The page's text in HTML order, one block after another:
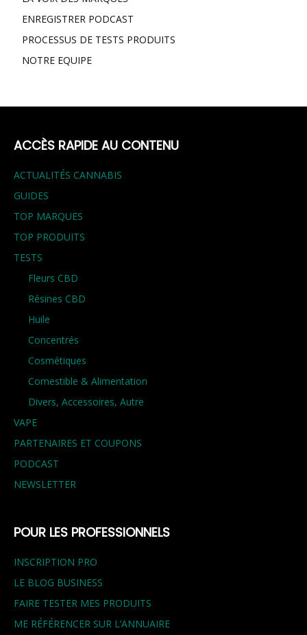
ENREGISTRER PODCAST
PROCESSUS DE TESTS PRODUITS
NOTRE EQUIPE
ACCÈS RAPIDE AU CONTENU
ACTUALITÉS CANNABIS
GUIDES
TOP MARQUES
TOP PRODUITS
TESTS
Fleurs CBD
Résines CBD
Huile
Concentrés
Cosmétiques
Comestible & Alimentation
Divers, Accessoires, Autre
VAPE
PARTENAIRES ET COUPONS
PODCAST
NEWSLETTER
POUR LES PROFESSIONNELS
INSCRIPTION PRO
LE BLOG BUSINESS
FAIRE TESTER MES PRODUITS
ME RÉFÉRENCER SUR L’ANNUAIRE